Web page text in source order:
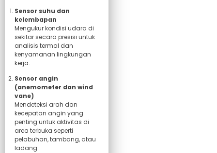
Sensor suhu dan
kelembapan
Mengukur kondisi udara di
sekitar secara presisi untuk
analisis termal dan
kenyamanan lingkungan
kerja.
Sensor angin
(anemometer dan wind
vane)
Mendeteksi arah dan
kecepatan angin yang
penting untuk aktivitas di
area terbuka seperti
pelabuhan, tambang, atau
ladang.